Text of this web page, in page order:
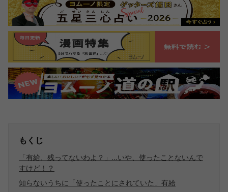
もくじ
「有給、残ってないわよ？」…いや、使ったことないんで
すけど！？
知らないうちに「使ったことにされていた」有給